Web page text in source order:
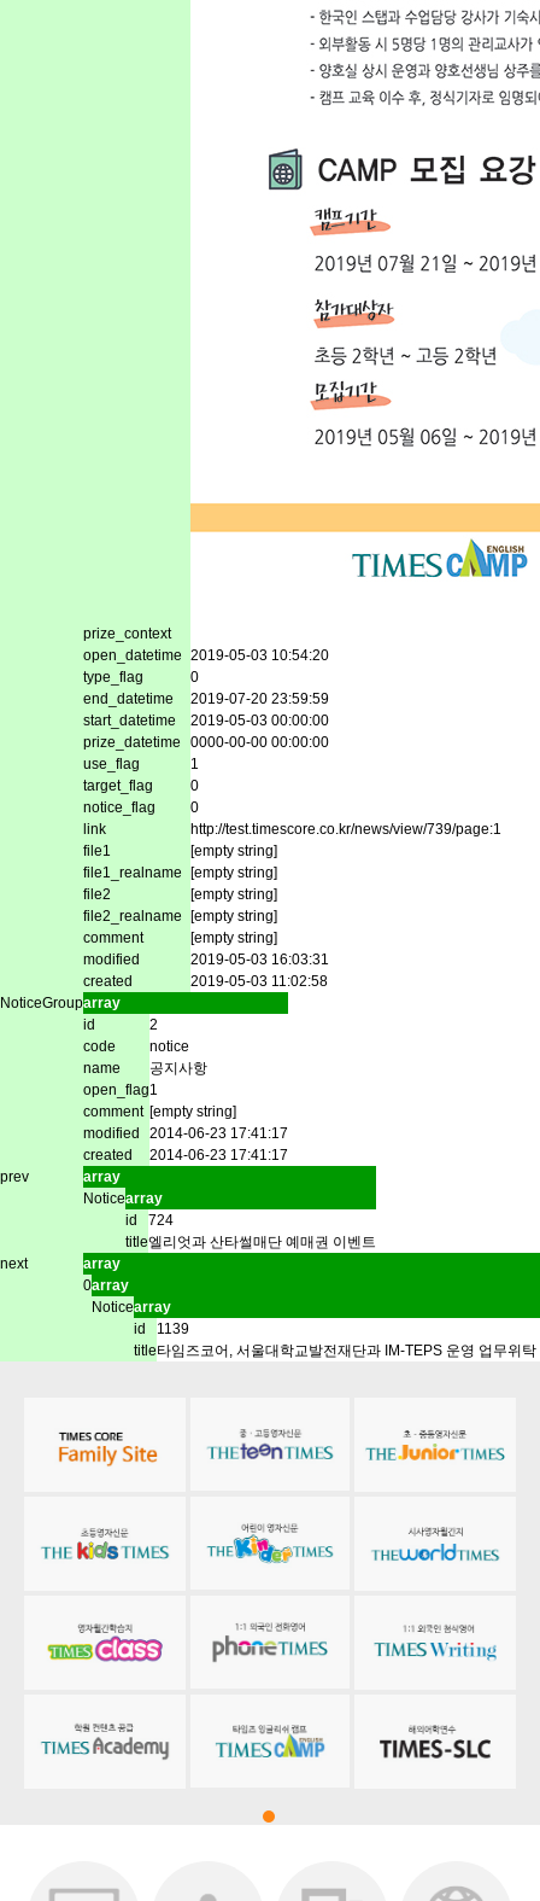
prize_context
open_datetime 2019-05-03 10:54:20
type_flag
0
end_datetime
2019-07-20 23:59:59
start_datetime
2019-05-03 00:00:00
prize_datetime
0000-00-00 00:00:00
use_flag
1
target_flag
0
notice_flag
0
link
http://test.timescore.co.kr/news/view/739/page:1
file1
[empty string]
file1_realname [empty string]
file2
[empty string]
file2_realname [empty string]
comment
[empty string]
modified
2019-05-03 16:03:31
created
2019-05-03 11:02:58
NoticeGrouparray
id
2
code
notice
name
공지사항
open_flag1
comment [empty string]
modified
2014-06-23 17:41:17
created
2014-06-23 17:41:17
prev
array
Noticearray
id
724
title엘리엇과 산타썰매단 예매권 이벤트
next
array
0array
Noticearray
id
1139
title타임즈코어, 서울대학교발전재단과 IM-TEPS 운영 업무위